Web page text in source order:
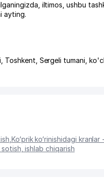
iltimos, ushbu
ayting.
Toshkent Sergeli tumani
Ko‘prik ko‘rinishidagi
sotish, ishlab chiqarish